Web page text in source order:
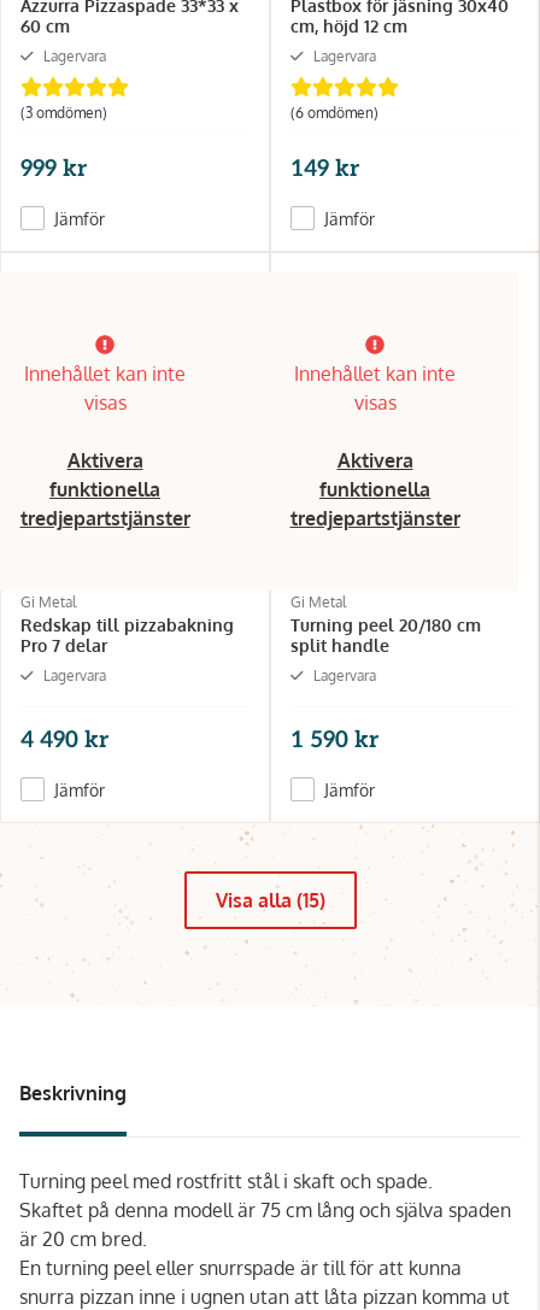
Azzurra Pizzaspade 33*33 x
60 cm
Lagervara
(3 omdömen)
999 kr
Jämför
Plastbox för jäsning 30x40
cm, höjd 12 cm
Lagervara
(6 omdömen)
149 kr
Jämför
Innehållet kan inte
visas
Aktivera
funktionella
tredjepartstjänster
Gi Metal
Redskap till pizzabakning
Pro 7 delar
Lagervara
4 490 kr
Jämför
Innehållet kan inte
visas
Aktivera
funktionella
tredjepartstjänster
Gi Metal
Turning peel 20/180 cm
split handle
Lagervara
1 590 kr
Jämför
Visa alla (15)
Beskrivning
Turning peel med rostfritt stål i skaft och spade.
Skaftet på denna modell är 75 cm lång och själva spaden
är 20 cm bred.
En turning peel eller snurrspade är till för att kunna
snurra pizzan inne i ugnen utan att låta pizzan komma ut